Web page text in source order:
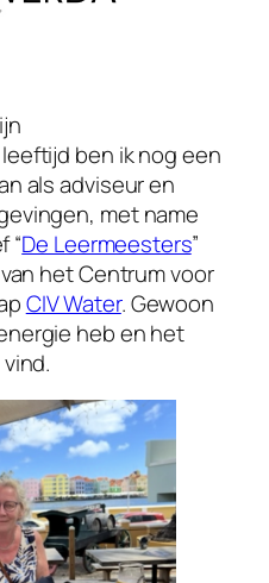
ben ik nog een
als adviseur en
met name
“De Leermeesters”
het Centrum voor
CIV Water. Gewoon
heb en het